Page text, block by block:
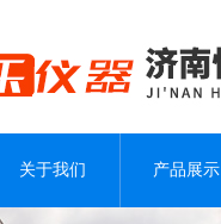
关于我们 产品展示